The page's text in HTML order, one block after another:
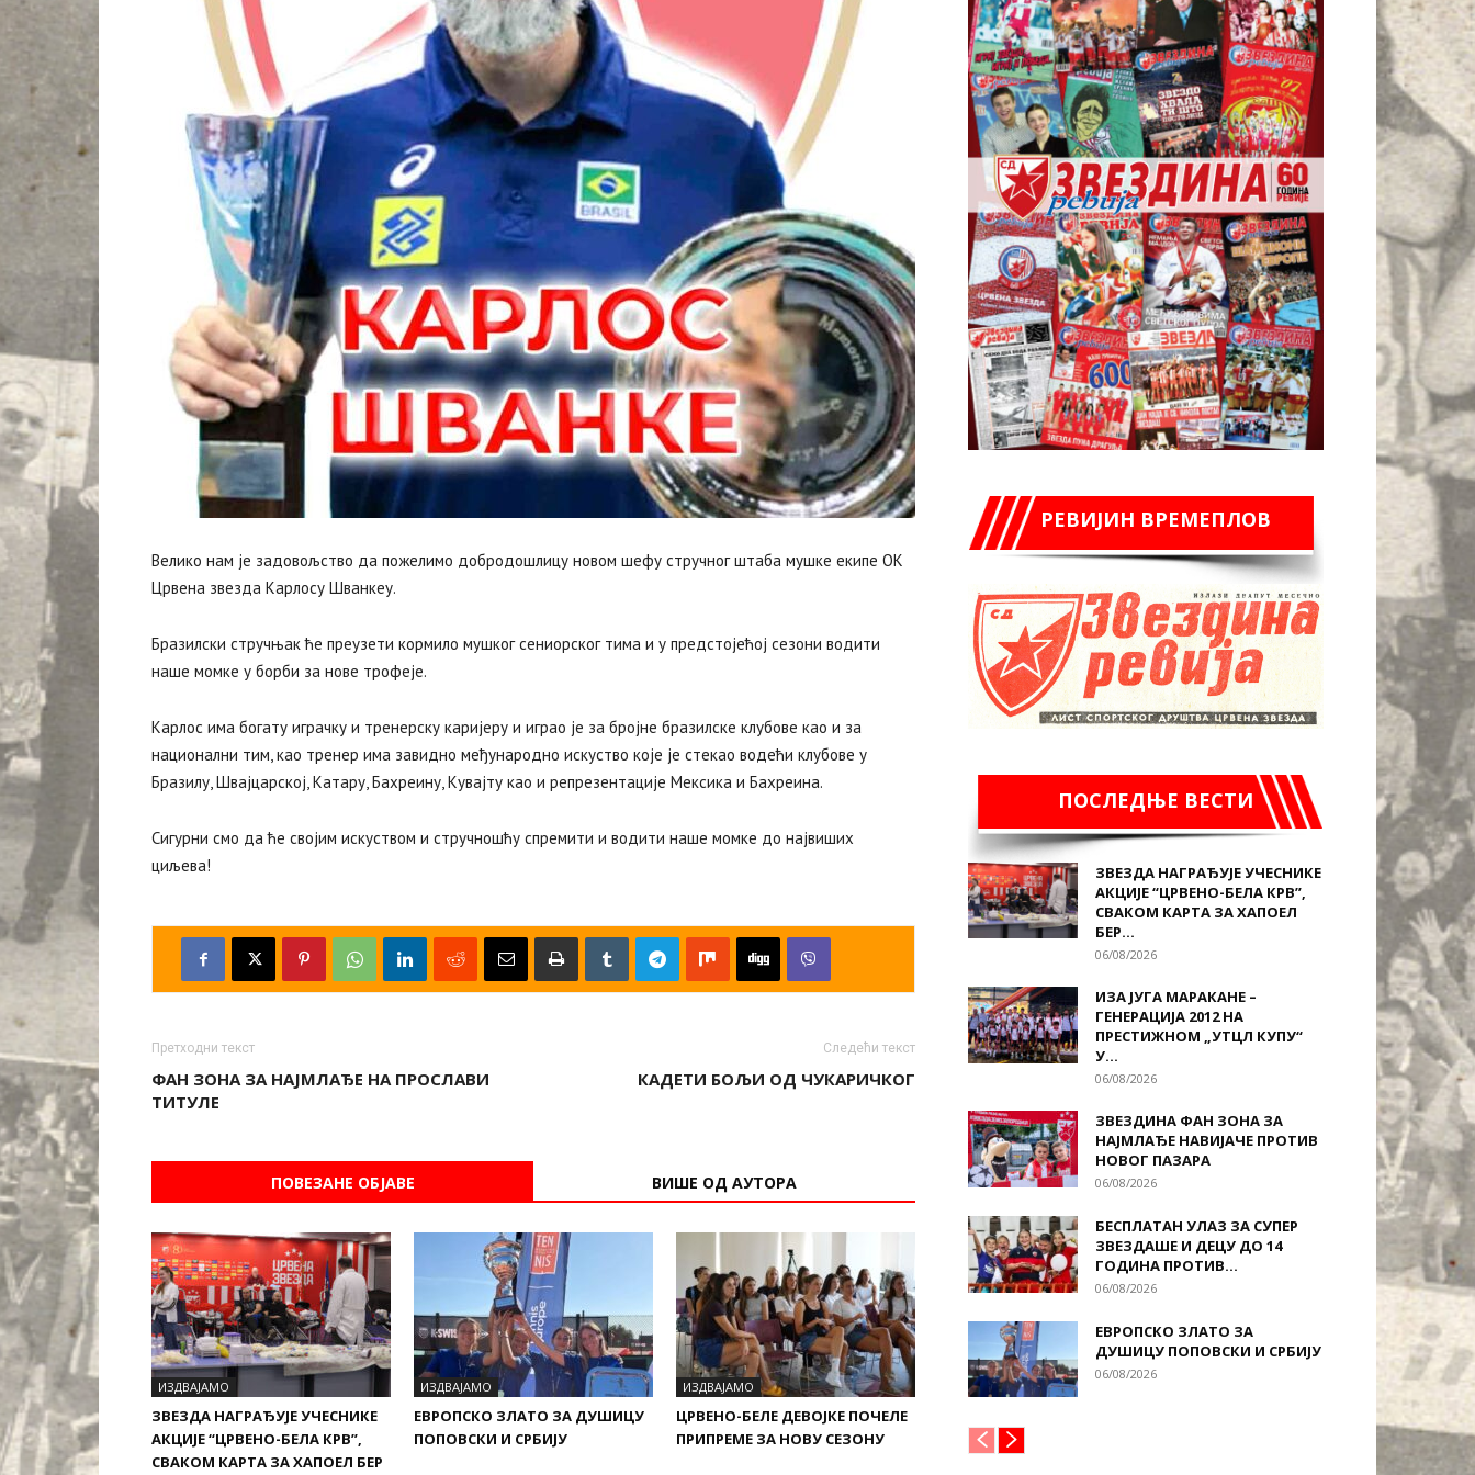
Велико нам је задовољство да пожелимо добродошлицу новом шефу стручног штаба мушке екипе ОК
Црвена звезда Карлосу Шванкеу.
Бразилски стручњак ће преузети кормило мушког сениорског тима и у предстојећој сезони водити
наше момке у борби за нове трофеје.
Карлос има богату играчку и тренерску каријеру и играо је за бројне бразилске клубове као и за
национални тим, као тренер има завидно међународно искуство које је стекао водећи клубове у
Бразилу, Швајцарској, Катару, Бахреину, Кувајту као и репрезентације Мексика и Бахреина.
Сигурни смо да ће својим искуством и стручношћу спремити и водити наше момке до највиших
циљева!
Претходни текст
ФАН ЗОНА ЗА НАЈМЛАЂЕ НА ПРОСЛАВИ
ТИТУЛЕ
Следећи текст
КАДЕТИ БОЉИ ОД ЧУКАРИЧКОГ
ПОВЕЗАНЕ ОБЈАВЕ ВИШЕ ОД АУТОРА
ИЗДВАЈАМО
ЗВЕЗДА НАГРАЂУЈЕ УЧЕСНИКЕ
АКЦИЈЕ “ЦРВЕНО-БЕЛА КРВ”,
СВАКОМ КАРТА ЗА ХАПОЕЛ БЕР
ИЗДВАЈАМО
ЕВРОПСКО ЗЛАТО ЗА ДУШИЦУ
ПОПОВСКИ И СРБИЈУ
ИЗДВАЈАМО
ЦРВЕНО-БЕЛЕ ДЕВОЈКЕ ПОЧЕЛЕ
ПРИПРЕМЕ ЗА НОВУ СЕЗОНУ
РЕВИЈИН ВРЕМЕПЛОВ
ПОСЛЕДЊЕ ВЕСТИ
ЗВЕЗДА НАГРАЂУЈЕ УЧЕСНИКЕ
АКЦИЈЕ “ЦРВЕНО-БЕЛА КРВ”,
СВАКОМ КАРТА ЗА ХАПОЕЛ
БЕР...
06/08/2026
ИЗА ЈУГА МАРАКАНЕ –
ГЕНЕРАЦИЈА 2012 НА
ПРЕСТИЖНОМ „УТЦЛ КУПУ“
У...
06/08/2026
ЗВЕЗДИНА ФАН ЗОНА ЗА
НАЈМЛАЂЕ НАВИЈАЧЕ ПРОТИВ
НОВОГ ПАЗАРА
06/08/2026
БЕСПЛАТАН УЛАЗ ЗА СУПЕР
ЗВЕЗДАШЕ И ДЕЦУ ДО 14
ГОДИНА ПРОТИВ...
06/08/2026
ЕВРОПСКО ЗЛАТО ЗА
ДУШИЦУ ПОПОВСКИ И СРБИЈУ
06/08/2026